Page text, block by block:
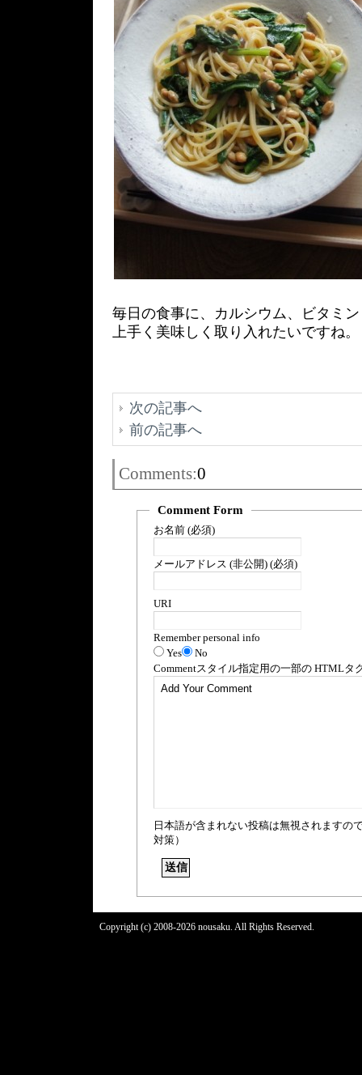
毎日の食事に、カルシウム、ビタミ
上手く美味しく取り入れたいですね。
次の記事へ
前の記事へ
Comments:0
Comment Form
お名前 (必須)
メールアドレス (非公開) (必須)
URI
Remember personal info
Yes
No
Commentスタイル指定用の一部の HTMLタ
日本語が含まれない投稿は無視されますの
対策）
Copyright (c) 2008-2026 nousaku. All Rights Reserved.